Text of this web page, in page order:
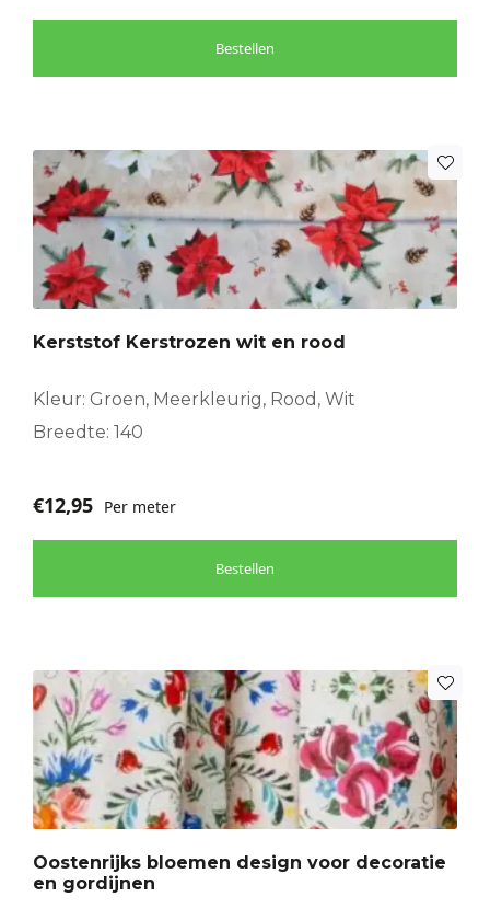
Bestellen
Kerststof Kerstrozen wit en rood
Kleur: Groen, Meerkleurig, Rood, Wit
Breedte: 140
€12,95 Per meter
Bestellen
Oostenrijks bloemen design voor decoratie
en gordijnen